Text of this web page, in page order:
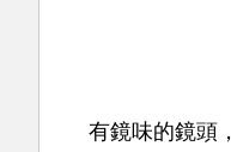
有鏡味的鏡頭